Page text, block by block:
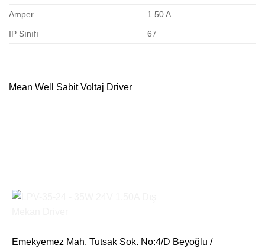
Amper 1.50 A
IP Sınıfı 67
Mean Well Sabit Voltaj Driver
Emekyemez Mah. Tutsak Sok. No:4/D Beyoğlu /